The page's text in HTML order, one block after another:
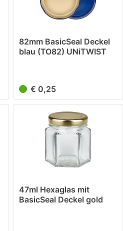
82mm BasicSeal Deckel
blau (TO82) UNiTWIST
€ 0,25
47ml Hexaglas mit
BasicSeal Deckel gold